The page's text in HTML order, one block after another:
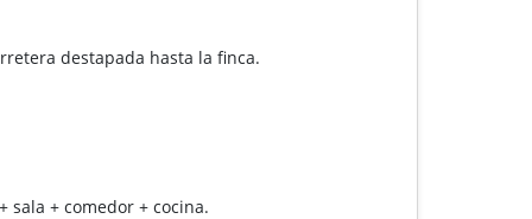
destapada hasta la finca.
sala + comedor + cocina.